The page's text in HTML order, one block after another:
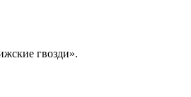
гвозди».